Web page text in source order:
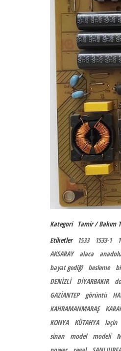
Kategori Tamir / Bakım
Etiketler
1533 1533-1
AKSARAY
alaca anadolu
bayat gediği
besleme
DENİZLİ
DİYARBAKIR
GAZİANTEP
görüntü
KAHRAMANMARAŞ
KONYA
KÜTAHYA laçin
sinan
model modeli